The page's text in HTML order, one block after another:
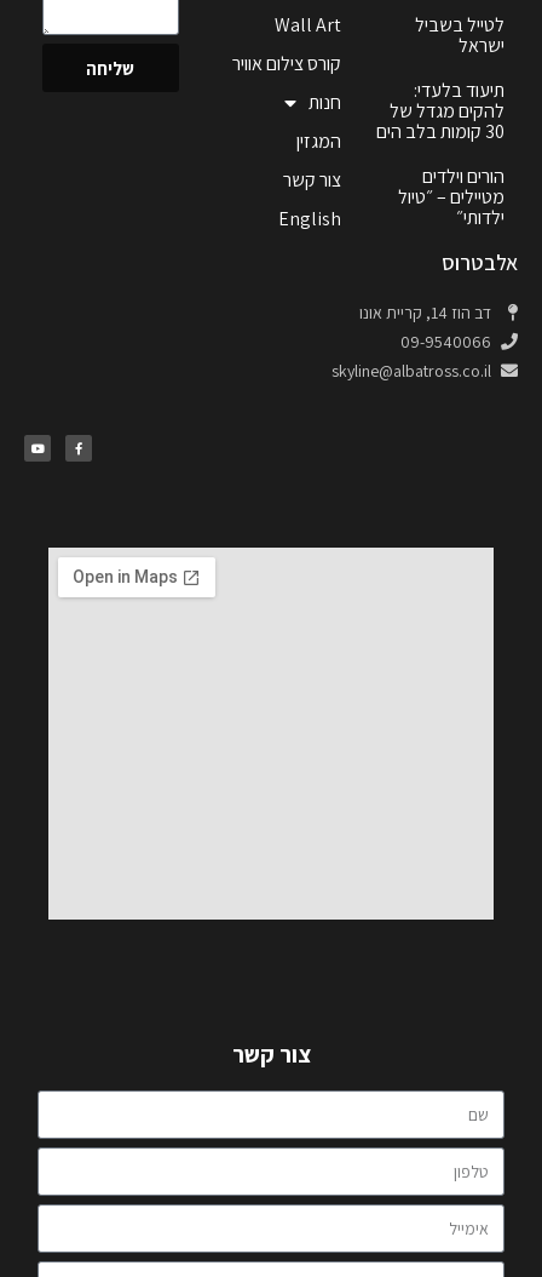
לטייל בשביל
ישראל
תיעוד בלעדי:
להקים מגדל של
30 קומות בלב הים
הורים וילדים
מטיילים – ״טיול
ילדותי״
Wall Art
קורס צילום אוויר
חנות
המגזין
צור קשר
English
שליחה
אלבטרוס
דב הוז 14, קריית אונו
09-9540066
skyline@albatross.co.il
צור קשר